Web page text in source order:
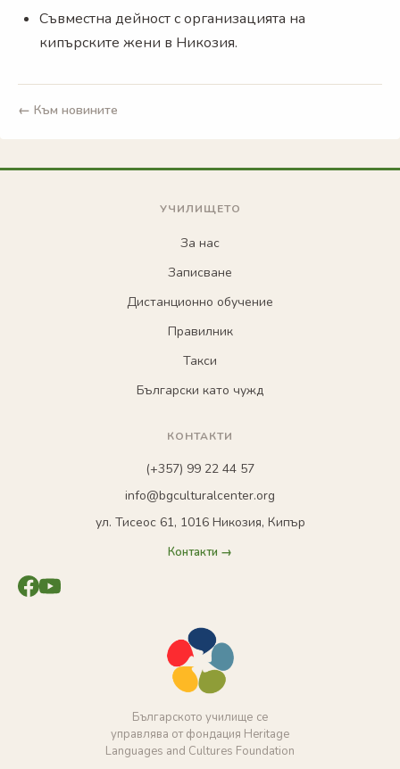
Съвместна дейност с организацията на
кипърските жени в Никозия.
← Към новините
УЧИЛИЩЕТО
За нас
Записване
Дистанционно обучение
Правилник
Такси
Български като чужд
КОНТАКТИ
(+357) 99 22 44 57
info@bgculturalcenter.org
ул. Тисеос 61, 1016 Никозия, Кипър
Контакти →
Българското училище се
управлява от фондация Heritage
Languages and Cultures Foundation